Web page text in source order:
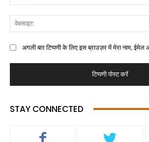
अगली बार टिप्पणी के लिए इस ब्राउज़र में मेरा नाम,
STAY CONNECTED